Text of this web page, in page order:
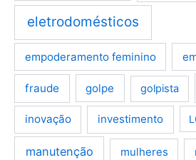
eletrodomésticos
empoderamento feminino
fraude golpe golpista
inovação investimento
manutenção mulheres